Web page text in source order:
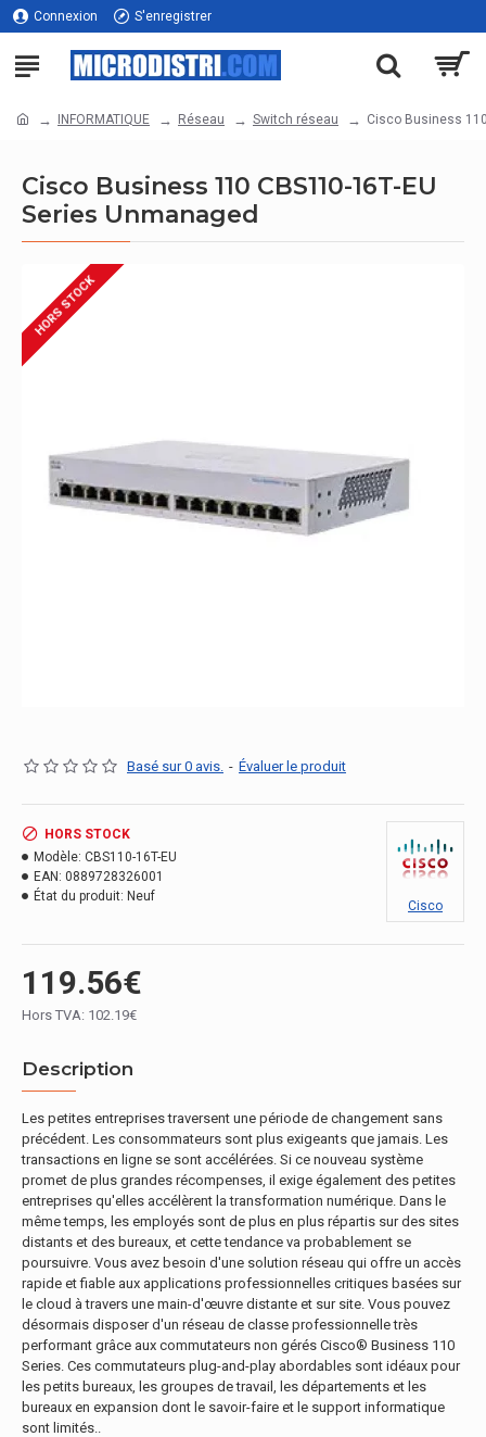
Connexion S'enregistrer
INFORMATIQUE Réseau Switch réseau Cisco Business
Cisco Business 110 CBS110-16T-EU
Series Unmanaged
HORS STOCK
Basé sur 0 avis. - Évaluer le produit
119.56€
Hors TVA: 102.19€
HORS STOCK
Modèle: CBS110-16T-EU
EAN: 0889728326001
État du produit: Neuf
Cisco
Description
Les petites entreprises traversent une période de changement sans
précédent. Les consommateurs sont plus exigeants que jamais. Les
transactions en ligne se sont accélérées. Si ce nouveau système
promet de plus grandes récompenses, il exige également des petites
entreprises qu'elles accélèrent la transformation numérique. Dans le
même temps, les employés sont de plus en plus répartis sur des sites
distants et des bureaux, et cette tendance va probablement se
poursuivre. Vous avez besoin d'une solution réseau qui offre un accès
rapide et fiable aux applications professionnelles critiques basées sur
le cloud à travers une main-d'œuvre distante et sur site. Vous pouvez
désormais disposer d'un réseau de classe professionnelle très
performant grâce aux commutateurs non gérés Cisco® Business 110
Series. Ces commutateurs plug-and-play abordables sont idéaux pour
les petits bureaux, les groupes de travail, les départements et les
bureaux en expansion dont le savoir-faire et le support informatique
sont limités..